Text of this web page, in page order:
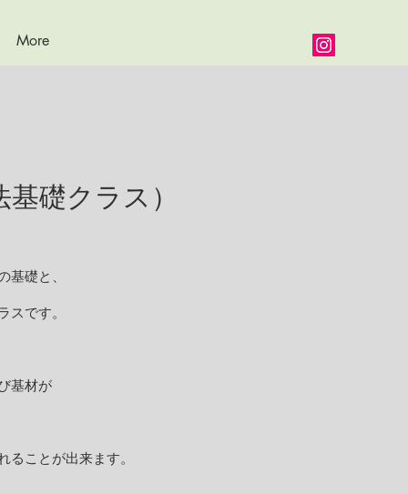
More
礎クラス）
基礎と、
です。
基材が
ことが出来ます。